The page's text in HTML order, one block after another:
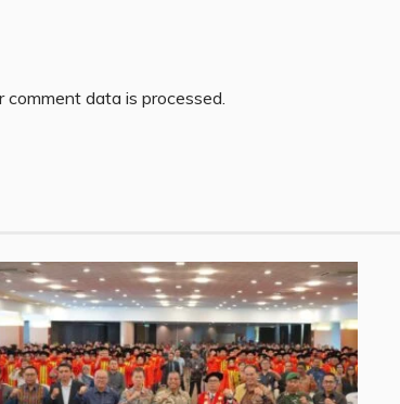
comment data is processed.